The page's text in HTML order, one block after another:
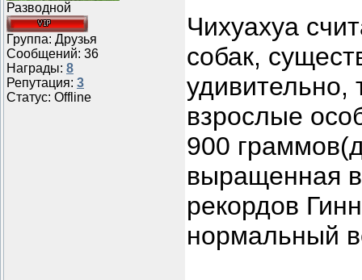
Разводной
Группа: Друзья
Сообщений: 36
Награды: 8
Репутация: 3
Статус: Offline
Чихуахуа
собак,
удивительно,
взрослые
900
выращенная
рекордов
нормальный